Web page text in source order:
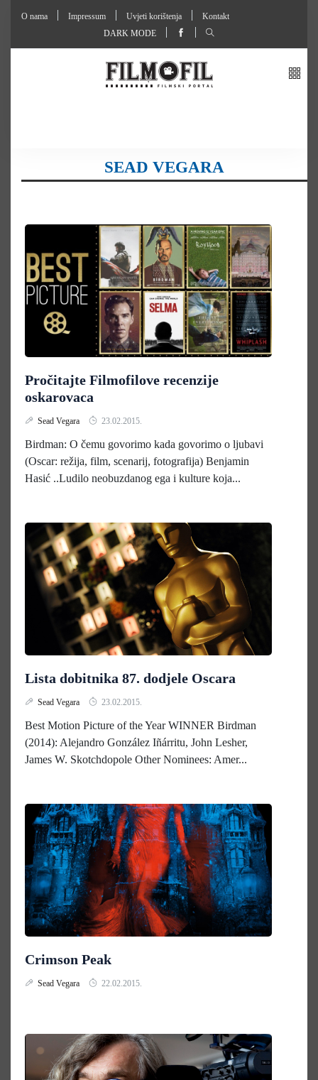
O nama Impressum Uvjeti korištenja
Kontakt
DARK MODE
SEAD VEGARA
Pročitajte Filmofilove recenzije
oskarovaca
Sead Vegara 23.02.2015.
Birdman: O čemu govorimo kada govorimo o ljubavi
(Oscar: režija, film, scenarij, fotografija) Benjamin
Hasić ..Ludilo neobuzdanog ega i kulture koja...
Lista dobitnika 87. dodjele Oscara
Sead Vegara 23.02.2015.
Best Motion Picture of the Year WINNER Birdman
(2014): Alejandro González Iñárritu, John Lesher,
James W. Skotchdopole Other Nominees: Amer...
Crimson Peak
Sead Vegara 22.02.2015.